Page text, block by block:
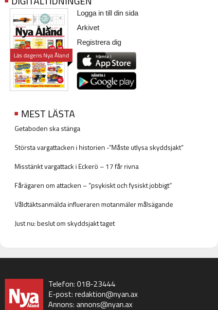
Läs dagens Nya Åland
Logga in till din sida
Arkivet
Registrera dig
MEST LÄSTA
Getaboden ska stänga
Största vargattacken i historien -”Måste utlysa skyddsjakt”
Misstänkt vargattack i Eckerö – 17 får rivna
Fårägaren om attacken – ”psykiskt och fysiskt jobbigt”
Våldtäktsanmälda influeraren motanmäler målsägande
Just nu: beslut om skyddsjakt taget
Telefon: 018-23444
E-post: redaktion@nyan.ax
Annons: annons@nyan.ax